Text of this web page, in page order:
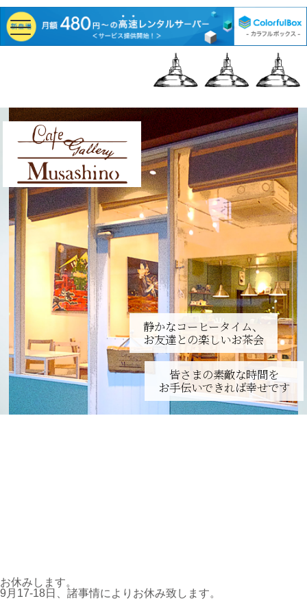
Cafe Gallery
Musashino | カフェギ
ャラリーむさしの | 三
鷹・吉祥寺
静かなコーヒータイム、
お友達との楽しいお茶会
皆さまの素敵な時間を
お手伝いできれば幸せです
お休みします。
9月17-18日、諸事情によりお休み致します。